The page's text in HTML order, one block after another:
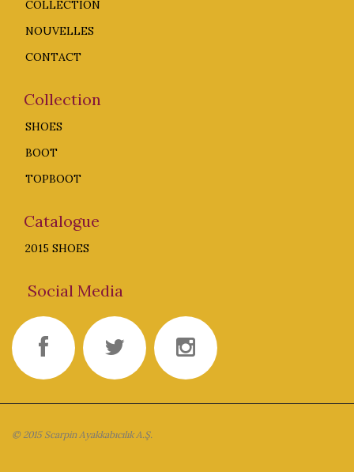
COLLECTION
NOUVELLES
CONTACT
Collection
SHOES
BOOT
TOPBOOT
Catalogue
2015 SHOES
Social Media
© 2015 Scarpin Ayakkabıcılık A.Ş.